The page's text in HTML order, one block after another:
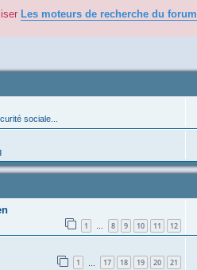
Les moteurs de recherche du forum
sociale...
1 … 8 9 10 11 12
1 17 18 19 20 21